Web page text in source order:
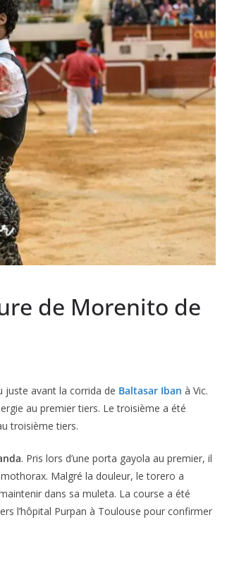
de Morenito de
juste avant la corrida de Baltasar Iban à Vic.
au premier tiers. Le troisième a été
troisième tiers.
. Pris lors d’une porta gayola au premier, il
Malgré la douleur, le torero a
dans sa muleta. La course a été
l’hôpital Purpan à Toulouse pour confirmer
ACTUALITÉS TAURINES PHOTOS TAURINES 2026
Bayonne, la corrida
des fêtes en photos
17/07/2026 Tertulias